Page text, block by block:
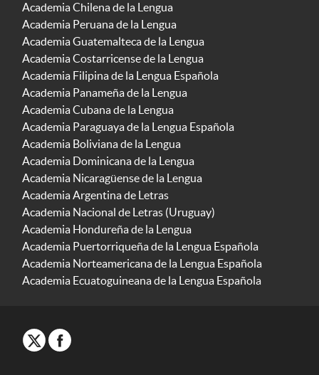
Academia Chilena de la Lengua
Academia Peruana de la Lengua
Academia Guatemalteca de la Lengua
Academia Costarricense de la Lengua
Academia Filipina de la Lengua Española
Academia Panameña de la Lengua
Academia Cubana de la Lengua
Academia Paraguaya de la Lengua Española
Academia Boliviana de la Lengua
Academia Dominicana de la Lengua
Academia Nicaragüense de la Lengua
Academia Argentina de Letras
Academia Nacional de Letras (Uruguay)
Academia Hondureña de la Lengua
Academia Puertorriqueña de la Lengua Española
Academia Norteamericana de la Lengua Española
Academia Ecuatoguineana de la Lengua Española